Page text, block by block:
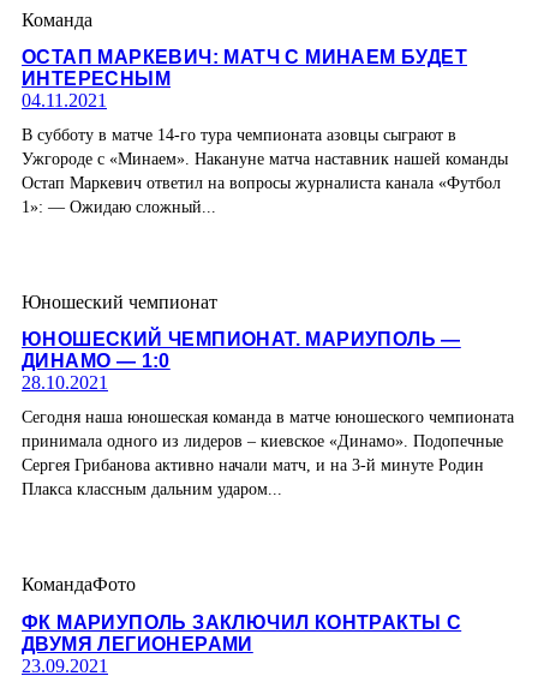
Команда
ОСТАП МАРКЕВИЧ: МАТЧ С МИНАЕМ БУДЕТ
ИНТЕРЕСНЫМ
04.11.2021
В субботу в матче 14-го тура чемпионата азовцы сыграют в
Ужгороде с «Минаем». Накануне матча наставник нашей команды
Остап Маркевич ответил на вопросы журналиста канала «Футбол
1»: — Ожидаю сложный...
Юношеский чемпионат
ЮНОШЕСКИЙ ЧЕМПИОНАТ. МАРИУПОЛЬ —
ДИНАМО — 1:0
28.10.2021
Сегодня наша юношеская команда в матче юношеского чемпионата
принимала одного из лидеров – киевское «Динамо». Подопечные
Сергея Грибанова активно начали матч, и на 3-й минуте Родин
Плакса классным дальним ударом...
КомандаФото
ФК МАРИУПОЛЬ ЗАКЛЮЧИЛ КОНТРАКТЫ С
ДВУМЯ ЛЕГИОНЕРАМИ
23.09.2021